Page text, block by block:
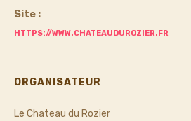
Site :
HTTPS://WWW.CHATEAUDUROZIER.FR
ORGANISATEUR
Le Chateau du Rozier